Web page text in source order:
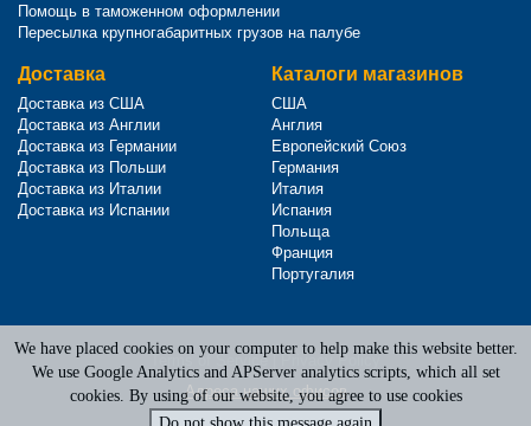
Помощь в таможенном оформлении
Пересылка крупногабаритных грузов на палубе
Доставка
Доставка из США
Доставка из Англии
Доставка из Германии
Доставка из Польши
Доставка из Италии
Доставка из Испании
Каталоги магазинов
США
Англия
Европейский Союз
Германия
Италия
Испания
Польща
Франция
Португалия
Terms of Service
Privacy Policy
Адреса наших офисов
We have placed cookies on your computer to help make this website better.
We use Google Analytics and APServer analytics scripts, which all set
cookies. By using of our website, you agree to use cookies